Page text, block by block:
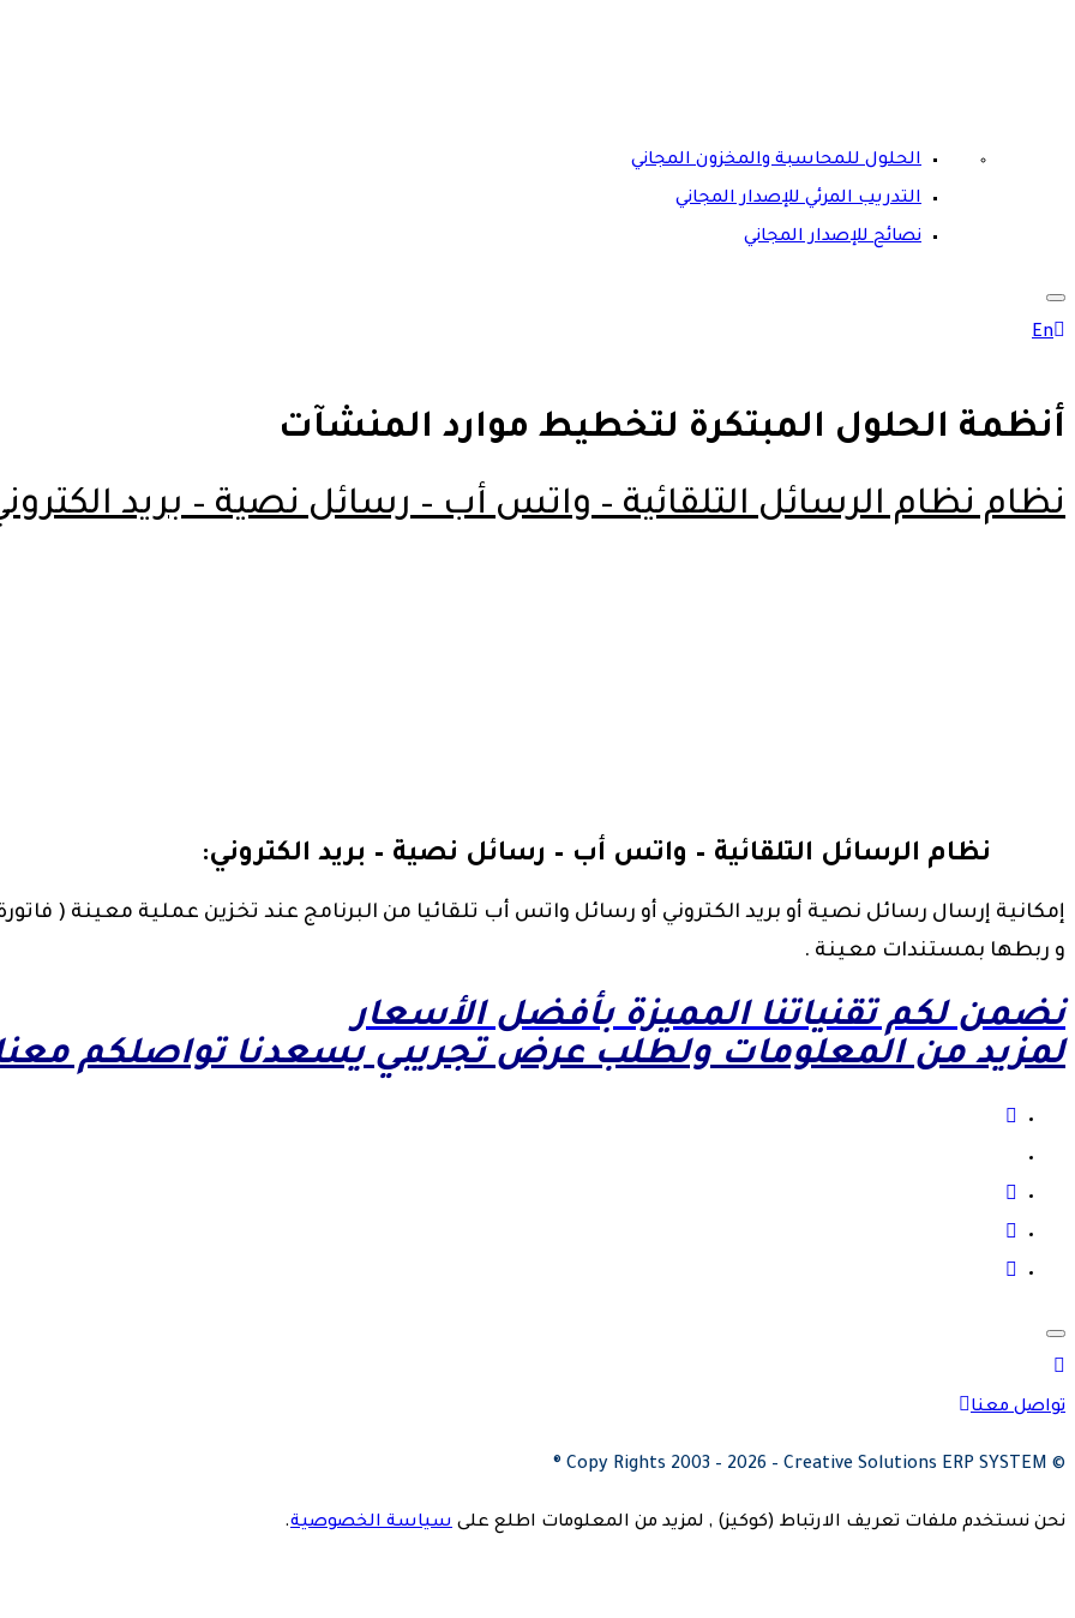
الحلول للمحاسبة والمخزون المجاني
التدريب المرئي للإصدار المجاني
نصائح للإصدار المجاني
En
أنظمة الحلول المبتكرة لتخطيط موارد المنشآت
نظام نظام الرسائل التلقائية – واتس أب – رسائل نصية – بريد
نظام الرسائل التلقائية – واتس أب – رسائل نصية – بريد الكتروني:
إمكانية إرسال رسائل نصية أو بريد الكتروني أو رسائل واتس أب تلقائيا من البرنامج عند تخزين عملية معينة (
و ربطها بمستندات معينة .
نضمن لكم تقنياتنا المميزة بأفضل الأسعار
لمزيد من المعلومات ولطلب عرض تجريبي يسعدنا تواصلكم
fa-
x-
twitter
تواصل معنا
© Copy Rights 2003 – 2026 – Creative Solutions ERP SYSTEM ®
نحن نستخدم ملفات تعريف الارتباط (كوكيز) , لمزيد من المعلومات اطلع على سياسة الخصوصية.